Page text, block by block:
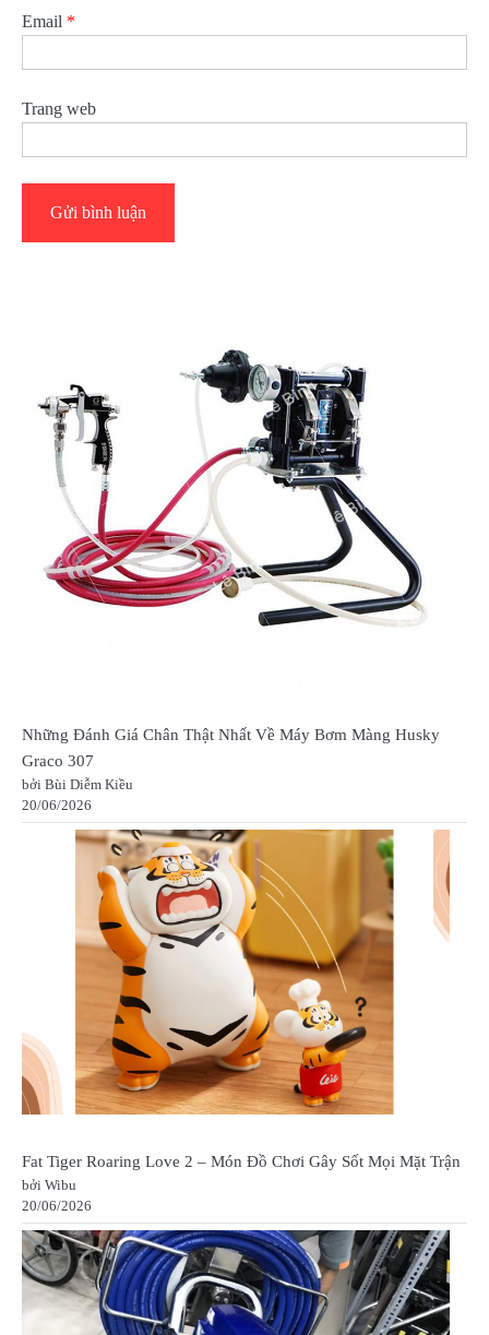
Email *
Trang web
Những Đánh Giá Chân Thật Nhất Về Máy Bơm Màng Husky
Graco 307
bởi Bùi Diễm Kiều
20/06/2026
Fat Tiger Roaring Love 2 – Món Đồ Chơi Gây Sốt Mọi Mặt Trận
bởi Wibu
20/06/2026